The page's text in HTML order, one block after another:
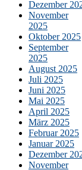
Dezember
November
2025
Oktober 2025
September
2025
August 2025
Juli 2025
Juni 2025
Mai 2025
April 2025
März 2025
Februar 2025
Januar 2025
Dezember
November